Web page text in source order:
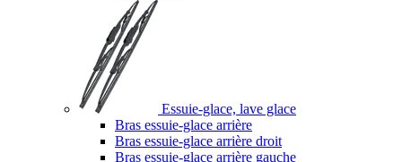
Essuie-glace, lave glace
Bras essuie-glace arrière
Bras essuie-glace arrière droit
Bras essuie-glace arrière gauche